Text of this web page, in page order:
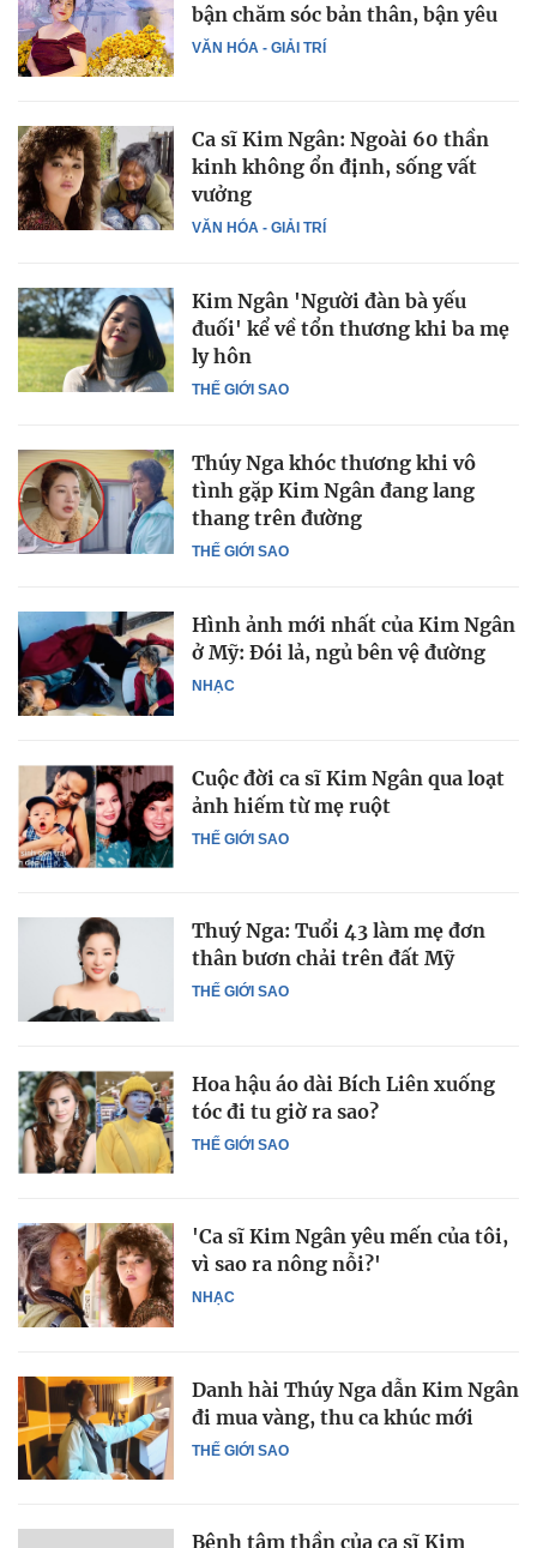
VĂN HÓA - GIẢI TRÍ
bận chăm sóc bản thân, bận yêu
VĂN HÓA - GIẢI TRÍ
Ca sĩ Kim Ngân: Ngoài 60 thần
kinh không ổn định, sống vất
vưởng
THẾ GIỚI SAO
Kim Ngân 'Người đàn bà yếu
đuối' kể về tổn thương khi ba mẹ
ly hôn
THẾ GIỚI SAO
Thúy Nga khóc thương khi vô
tình gặp Kim Ngân đang lang
thang trên đường
NHẠC
Hình ảnh mới nhất của Kim Ngân
ở Mỹ: Đói lả, ngủ bên vệ đường
THẾ GIỚI SAO
Cuộc đời ca sĩ Kim Ngân qua loạt
ảnh hiếm từ mẹ ruột
THẾ GIỚI SAO
Thuý Nga: Tuổi 43 làm mẹ đơn
thân bươn chải trên đất Mỹ
THẾ GIỚI SAO
Hoa hậu áo dài Bích Liên xuống
tóc đi tu giờ ra sao?
NHẠC
'Ca sĩ Kim Ngân yêu mến của tôi,
vì sao ra nông nỗi?'
THẾ GIỚI SAO
Danh hài Thúy Nga dẫn Kim Ngân
đi mua vàng, thu ca khúc mới
Bệnh tâm thần của ca sĩ Kim